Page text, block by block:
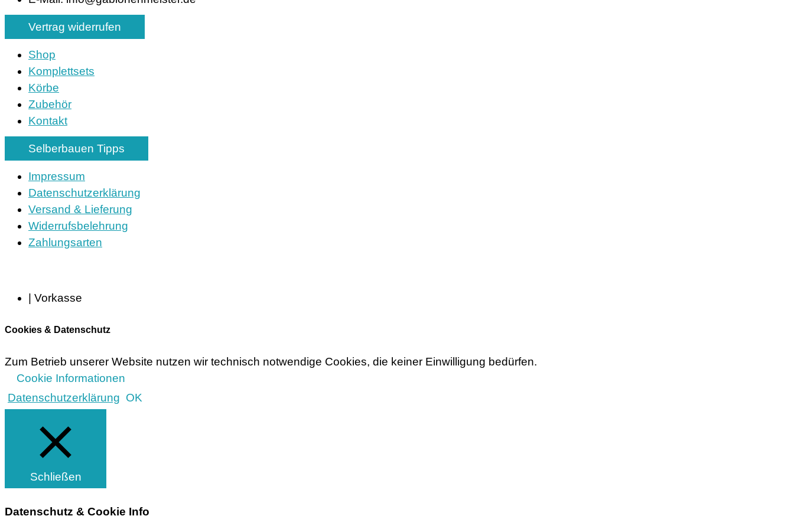
Vertrag widerrufen
Shop
Komplettsets
Körbe
Zubehör
Kontakt
Selberbauen Tipps
Impressum
Datenschutzerklärung
Versand & Lieferung
Widerrufsbelehrung
Zahlungsarten
| Vorkasse
Cookies & Datenschutz
Zum Betrieb unserer Website nutzen wir technisch notwendige Cookies, die keiner Einwilligung bedürfen.
Cookie Informationen
Datenschutzerklärung OK
Schließen
Datenschutz & Cookie Info